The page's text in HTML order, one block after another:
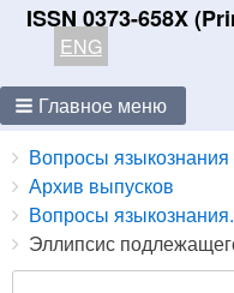
ISSN 0373-658X
ENG
Главное меню
Breadcrumbs
You
are
here:
Вопросы языкознания
Архив выпусков
Вопросы
Эллипсис